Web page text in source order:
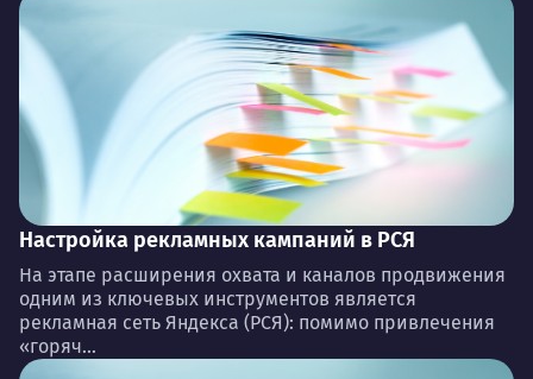
Настройка рекламных кампаний в РСЯ
На этапе расширения охвата и каналов продвижения
одним из ключевых инструментов является
рекламная сеть Яндекса (РСЯ): помимо привлечения
«горяч...